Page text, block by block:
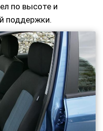
по высоте и
поддержки.